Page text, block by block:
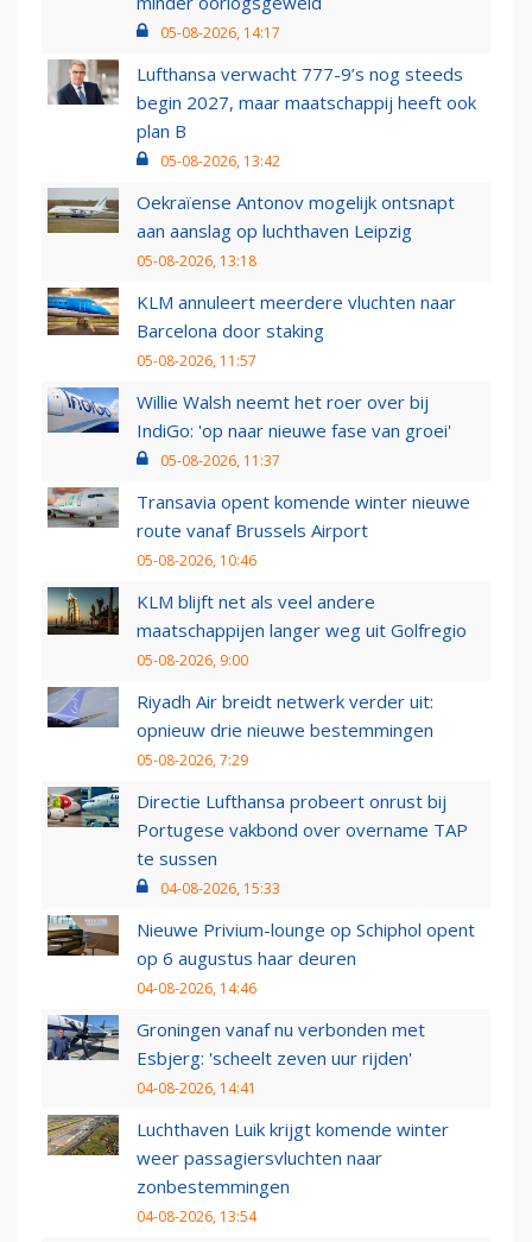
05-08-2026, 14:17
Lufthansa verwacht 777-9’s nog steeds
begin 2027, maar maatschappij heeft ook
plan B
05-08-2026, 13:42
Oekraïense Antonov mogelijk ontsnapt
aan aanslag op luchthaven Leipzig
05-08-2026, 13:18
KLM annuleert meerdere vluchten naar
Barcelona door staking
05-08-2026, 11:57
Willie Walsh neemt het roer over bij
IndiGo: 'op naar nieuwe fase van groei'
05-08-2026, 11:37
Transavia opent komende winter nieuwe
route vanaf Brussels Airport
05-08-2026, 10:46
KLM blijft net als veel andere
maatschappijen langer weg uit Golfregio
05-08-2026, 9:00
Riyadh Air breidt netwerk verder uit:
opnieuw drie nieuwe bestemmingen
05-08-2026, 7:29
Directie Lufthansa probeert onrust bij
Portugese vakbond over overname TAP
te sussen
04-08-2026, 15:33
Nieuwe Privium-lounge op Schiphol opent
op 6 augustus haar deuren
04-08-2026, 14:46
Groningen vanaf nu verbonden met
Esbjerg: 'scheelt zeven uur rijden'
04-08-2026, 14:41
Luchthaven Luik krijgt komende winter
weer passagiersvluchten naar
zonbestemmingen
04-08-2026, 13:54